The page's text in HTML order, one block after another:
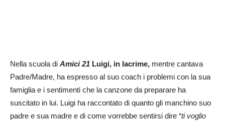
Nella scuola di Amici 21 Luigi, in lacrime, mentre cantava
Padre/Madre, ha espresso al suo coach i problemi con la sua
famiglia e i sentimenti che la canzone da preparare ha
suscitato in lui. Luigi ha raccontato di quanto gli manchino suo
padre e sua madre e di come vorrebbe sentirsi dire “ti voglio